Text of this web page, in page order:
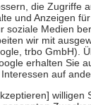
auch
der Kosten
Versicherten für
Stellung der
an bei: